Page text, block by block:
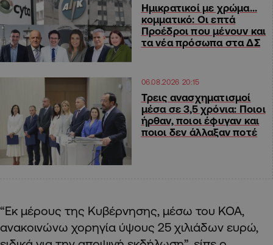
Ημικρατικοί με χρώμα…
κομματικό: Οι επτά
Προέδροι που μένουν και
τα νέα πρόσωπα στα ΔΣ
06.08.2026 20:15
Τρεις ανασχηματισμοί
μέσα σε 3,5 χρόνια: Ποιοι
ήρθαν, ποιοι έφυγαν και
ποιοι δεν άλλαξαν ποτέ
“Εκ μέρους της Κυβέρνησης, μέσω του ΚΟΑ,
ανακοινώνω χορηγία ύψους 25 χιλιάδων ευρώ,